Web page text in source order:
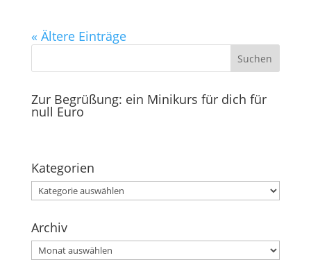
« Ältere Einträge
Zur Begrüßung: ein Minikurs für dich für
null Euro
Kategorien
Kategorien
Archiv
Archiv